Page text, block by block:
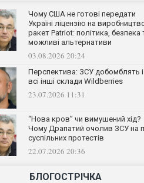
Чому США не готові передати
Україні ліцензію на
ракет Patriot: політика, безпека
можливі альтернативи
03.08.2026 20:24
Перспектива: ЗСУ добомблять і
всі інші склади Wildberries
23.07.2026 11:31
“Нова кров” чи вимушений хід?
Чому Драпатий очолив ЗСУ на
суспільних протестів
22.07.2026 20:36
БЛОГОСТРІЧКА